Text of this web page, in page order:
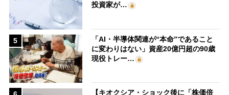
投資家が…
5
「AI・半導体関連が“本命”であること
に変わりはない」資産20億円超の90歳
現役トレー…
【キオクシア・ショック後に「株価倍